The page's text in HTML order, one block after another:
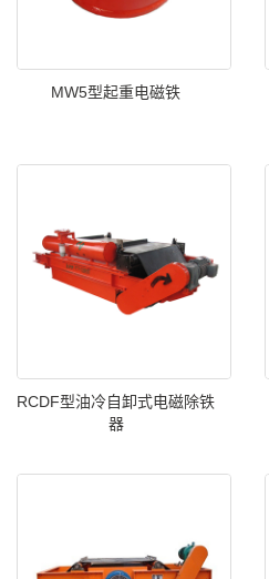
MW5型起重电磁铁
RCDF型油冷自卸式电磁除铁
器